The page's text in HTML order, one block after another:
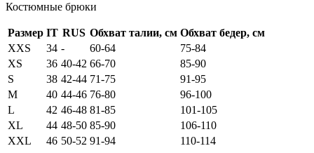
Костюмные брюки
Размер IT RUS Обхват талии, см Обхват бедер, см
XXS
34 - 60-64
75-84
XS
36 40-42 66-70
85-90
S
38 42-44 71-75
91-95
M
40 44-46 76-80
96-100
L
42 46-48 81-85
101-105
XL
44 48-50 85-90
106-110
XXL
46 50-52 91-94 110-114